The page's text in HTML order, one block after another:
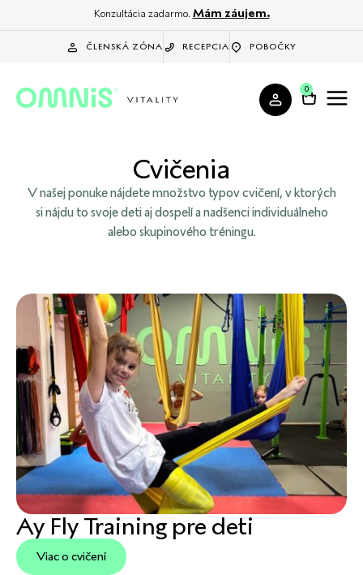
Konzultácia zadarmo. Mám záujem.
ČLENSKÁ ZÓNA RECEPCIA POBOČKY
0
Cvičenia
V našej ponuke nájdete množstvo typov cvičení, v ktorých
si nájdu to svoje deti aj dospelí a nadšenci individuálneho
alebo skupinového tréningu.
Ay Fly Training pre deti
Viac o cvičení